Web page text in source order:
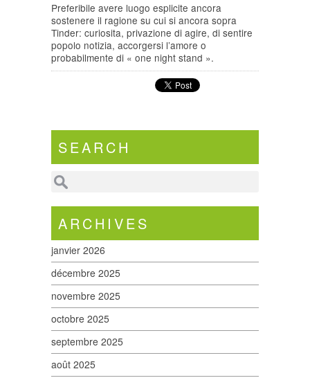
Preferibile avere luogo esplicite ancora
sostenere il ragione su cui si ancora sopra
Tinder: curiosita, privazione di agire, di sentire
popolo notizia, accorgersi l’amore o
probabilmente di « one night stand ».
SEARCH
ARCHIVES
janvier 2026
décembre 2025
novembre 2025
octobre 2025
septembre 2025
août 2025